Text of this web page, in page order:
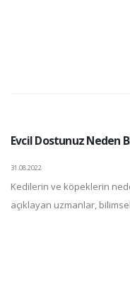
Evcil Dostunuz Neden
31.08.2022
Kedilerin ve köpeklerin
açıklayan uzmanlar,